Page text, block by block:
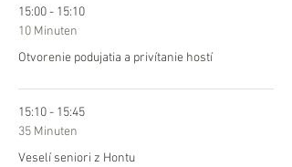
15:00 - 15:10
10 Minuten
Otvorenie podujatia a privítanie hostí
15:10 - 15:45
35 Minuten
Veselí seniori z Hontu